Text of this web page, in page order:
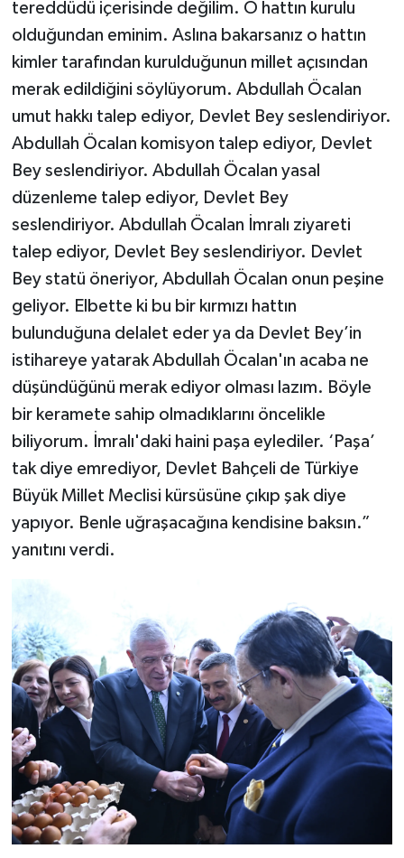
tereddüdü içerisinde değilim. O hattın kurulu
olduğundan eminim. Aslına bakarsanız o hattın
kimler tarafından kurulduğunun millet açısından
merak edildiğini söylüyorum. Abdullah Öcalan
umut hakkı talep ediyor, Devlet Bey seslendiriyor.
Abdullah Öcalan komisyon talep ediyor, Devlet
Bey seslendiriyor. Abdullah Öcalan yasal
düzenleme talep ediyor, Devlet Bey
seslendiriyor. Abdullah Öcalan İmralı ziyareti
talep ediyor, Devlet Bey seslendiriyor. Devlet
Bey statü öneriyor, Abdullah Öcalan onun peşine
geliyor. Elbette ki bu bir kırmızı hattın
bulunduğuna delalet eder ya da Devlet Bey’in
istihareye yatarak Abdullah Öcalan'ın acaba ne
düşündüğünü merak ediyor olması lazım. Böyle
bir keramete sahip olmadıklarını öncelikle
biliyorum. İmralı'daki haini paşa eylediler. ‘Paşa’
tak diye emrediyor, Devlet Bahçeli de Türkiye
Büyük Millet Meclisi kürsüsüne çıkıp şak diye
yapıyor. Benle uğraşacağına kendisine baksın.”
yanıtını verdi.